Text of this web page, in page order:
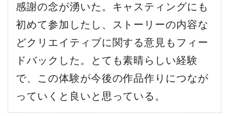
感謝の念が湧いた。キャスティングにも
初めて参加したし、ストーリーの内容な
どクリエイティブに関する意見もフィー
ドバックした。とても素晴らしい経験
で、この体験が今後の作品作りにつなが
っていくと良いと思っている。